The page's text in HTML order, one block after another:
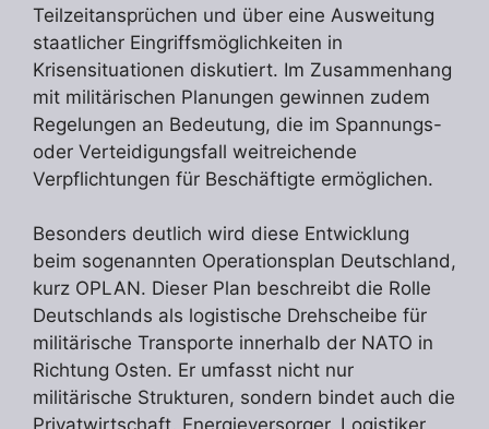
Teilzeitansprüchen und über eine Ausweitung
staatlicher Eingriffsmöglichkeiten in
Krisensituationen diskutiert. Im Zusammenhang
mit militärischen Planungen gewinnen zudem
Regelungen an Bedeutung, die im Spannungs-
oder Verteidigungsfall weitreichende
Verpflichtungen für Beschäftigte ermöglichen.
Besonders deutlich wird diese Entwicklung
beim sogenannten Operationsplan Deutschland,
kurz OPLAN. Dieser Plan beschreibt die Rolle
Deutschlands als logistische Drehscheibe für
militärische Transporte innerhalb der NATO in
Richtung Osten. Er umfasst nicht nur
militärische Strukturen, sondern bindet auch die